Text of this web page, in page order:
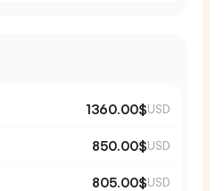
1360.00$USD
850.00$USD
805.00$USD